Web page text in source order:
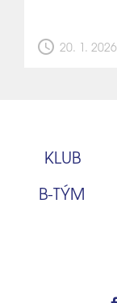
schedule 20. 1. 2026
KLUB
B‑TÝM